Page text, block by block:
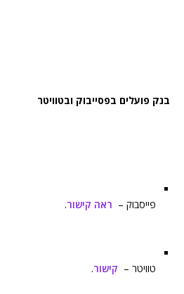
בנק פועלים בפסייבוק ובטוויטר
פייסבוק – ראה קישור.
טוויטר – קישור.